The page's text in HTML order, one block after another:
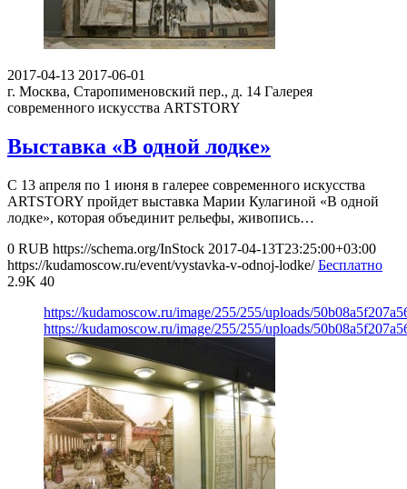
2017-04-13 2017-06-01
г. Москва, Старопименовский пер., д. 14 Галерея
современного искусства ARTSTORY
Выставка «В одной лодке»
С 13 апреля по 1 июня в галерее современного искусства
ARTSTORY пройдет выставка Марии Кулагиной «В одной
лодке», которая объединит рельефы, живопись…
0 RUB https://schema.org/InStock 2017-04-13T23:25:00+03:00
https://kudamoscow.ru/event/vystavka-v-odnoj-lodke/ Бесплатно
2.9K 40
https://kudamoscow.ru/image/255/255/uploads/
https://kudamoscow.ru/image/255/255/uploads/